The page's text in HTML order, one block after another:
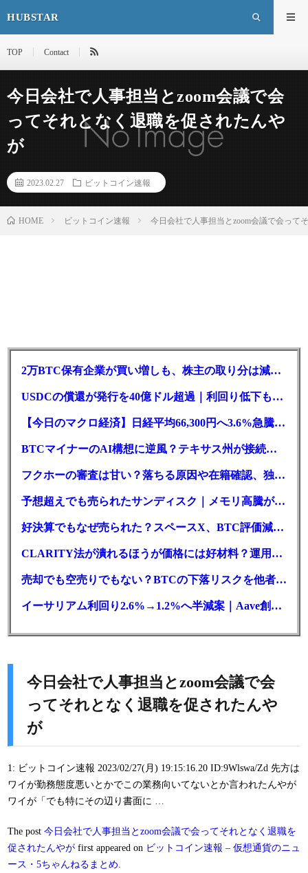
HUBSTAR
TOP Contact
今日会社で人事担当とzoom会議で会
ってそれとなく退職を促されたんや
が
2023.02.27 ビットコイン速報
HOME ビットコイン速報 今日会社で人事担当とzoom会議で会って
2万BTC保有企業が買い増しも、株主の取り分は減少｜目標と逆行
USDCの償還が発行を40億ドル超過｜利回り低下も収益は増加
【今日のマクロ経済】日経平均66,300円へ3.6%急騰もAI投資回収懸念が再燃
BTCマイナーのAI構想に逆風？テキサス州が接続審査を厳格化
フクホーの審査は甘い？落ちる原因や在籍確認、独自の方式を徹底解説
予想超えでも売られたサンディスク｜メモリ高騰がDePINにも波及か
好決算でもなぜ売られた？スペースX、BTC評価減と9億株の解禁
CLARITY法が潰れるほうが価格には好材料？運用大手が異例の指摘
売却でも空売りでもない？BTCの下落リスクを他者に渡す手法
イーサリアム利回り2.6%→1.2%へ半減案｜Aave創業者「有害」と警告
今日会社で人事担当とzoom会議で会
ってそれとなく退職を促されたんや
が
1: ビットコイン速報 2023/02/27(月) 19:15:16.20 ID:9Wlswa/Zd 先方は
ワイが勤務態度悪いとかでこの業務向いてないとか言われたんやが
ワイが「でも特にその辺り書面に …
The post 今日会社で人事担当とzoom会議で会ってそれとなく退職を
促されたんやが first appeared on ビットコイン速報 – 仮想通貨のニュ
ース・5ちゃんねるまとめ.